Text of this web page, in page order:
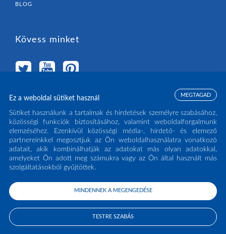
Ez a weboldal sütiket használ
Sütiket használunk a tartalmak és hirdetések személyre szabásához,
közösségi funkciók biztosításához, valamint weboldalforgalmunk
elemzéséhez. Ezenkívül közösségi média-, hirdető- és elemező
partnereinkkel megosztjuk az Ön weboldalhasználatra vonatkozó
adatait, akik kombinálhatják az adatokat más olyan adatokkal,
amelyeket Ön adott meg számukra vagy az Ön által használt más
szolgáltatásokból gyűjtöttek.
MEGTAGAD
TESTRE SZABÁS
MINDENNEK A MEGENGEDÉSE
BLOG
Kövess minket
MAGYARORSZÁG
COPYRIGHT ECLISSE S.R.L. 2026 - ALL RIGHTS RESERVED - P.IVA: IT02141960266
PRIVACY POLICY
COOKIE POLICY